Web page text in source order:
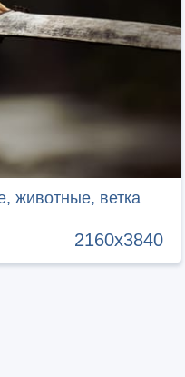
животные, ветка
2160x3840